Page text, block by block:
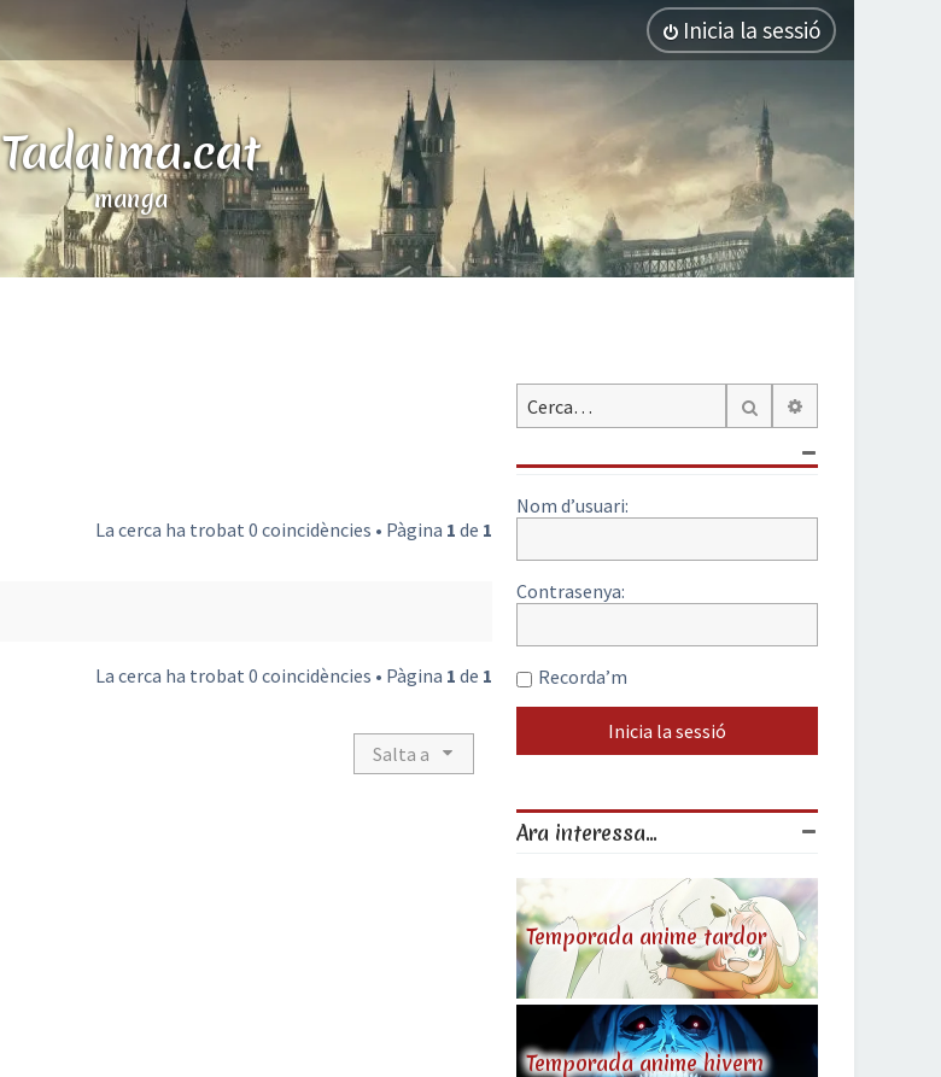
Inicia la sessió
Tadaima.cat
manga
La cerca ha trobat 0 coincidències • Pàgina 1 de 1
La cerca ha trobat 0 coincidències • Pàgina 1 de 1
Salta a
Cerca
Nom d’usuari:
Contrasenya:
Recorda’m
Ara interessa...
Temporada anime tardor
Temporada anime hivern